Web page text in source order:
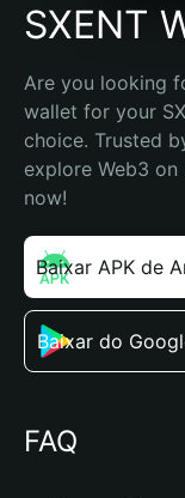
SXENT
Are you looking
wallet for your
choice. Trusted
explore Web3
now!
Baixar APK de
Baixar do
FAQ